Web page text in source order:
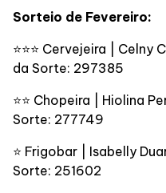
Sorteio de Fevereiro:
⭐⭐⭐ Cervejeira | Celny
da Sorte: 297385
⭐⭐ Chopeira | Hiolina
Sorte: 277749
⭐ Frigobar | Isabelly
Sorte: 251602